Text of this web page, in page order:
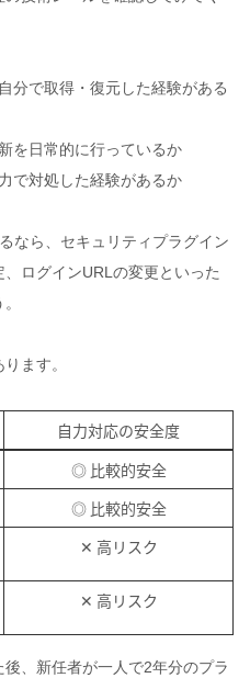
分で取得・復元した経験がある
を日常的に行っているか
で対処した経験があるか
なら、セキュリティプラグイン
ログインURLの変更といった
ます。
自力対応の安全度
◎ 比較的安全
◎ 比較的安全
✕ 高リスク
✕ 高リスク
、新任者が一人で2年分のプラ